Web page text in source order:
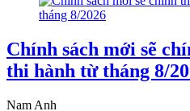
Chính sách mới sẽ
thi hành từ tháng 8/
Nam Anh